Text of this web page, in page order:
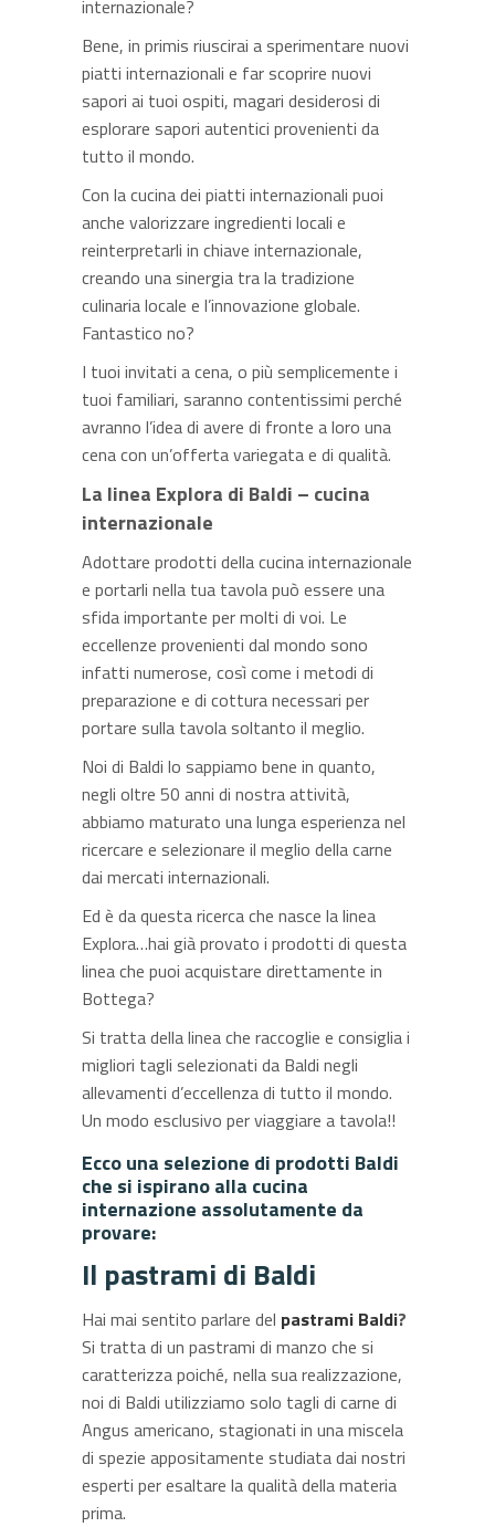
internazionale?
Bene, in primis riuscirai a sperimentare nuovi
piatti internazionali e far scoprire nuovi
sapori ai tuoi ospiti, magari desiderosi di
esplorare sapori autentici provenienti da
tutto il mondo.
Con la cucina dei piatti internazionali puoi
anche valorizzare ingredienti locali e
reinterpretarli in chiave internazionale,
creando una sinergia tra la tradizione
culinaria locale e l’innovazione globale.
Fantastico no?
I tuoi invitati a cena, o più semplicemente i
tuoi familiari, saranno contentissimi perché
avranno l’idea di avere di fronte a loro una
cena con un’offerta variegata e di qualità.
La linea Explora di Baldi – cucina
internazionale
Adottare prodotti della cucina internazionale
e portarli nella tua tavola può essere una
sfida importante per molti di voi. Le
eccellenze provenienti dal mondo sono
infatti numerose, così come i metodi di
preparazione e di cottura necessari per
portare sulla tavola soltanto il meglio.
Noi di Baldi lo sappiamo bene in quanto,
negli oltre 50 anni di nostra attività,
abbiamo maturato una lunga esperienza nel
ricercare e selezionare il meglio della carne
dai mercati internazionali.
Ed è da questa ricerca che nasce la linea
Explora…hai già provato i prodotti di questa
linea che puoi acquistare direttamente in
Bottega?
Si tratta della linea che raccoglie e consiglia i
migliori tagli selezionati da Baldi negli
allevamenti d’eccellenza di tutto il mondo.
Un modo esclusivo per viaggiare a tavola!!
Ecco una selezione di prodotti Baldi
che si ispirano alla cucina
internazione assolutamente da
provare:
Il pastrami di Baldi
Hai mai sentito parlare del pastrami Baldi?
Si tratta di un pastrami di manzo che si
caratterizza poiché, nella sua realizzazione,
noi di Baldi utilizziamo solo tagli di carne di
Angus americano, stagionati in una miscela
di spezie appositamente studiata dai nostri
esperti per esaltare la qualità della materia
prima.